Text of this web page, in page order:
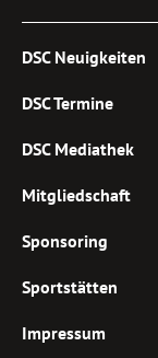
DSC Neuigkeiten
DSC Termine
DSC Mediathek
Mitgliedschaft
Sponsoring
Sportstätten
Impressum